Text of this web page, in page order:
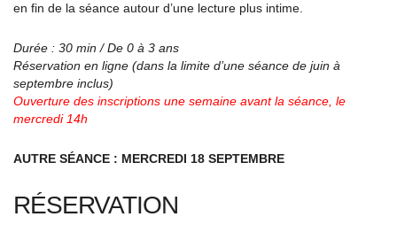
en fin de la séance autour d’une lecture plus intime.
Durée : 30 min / De 0 à 3 ans
Réservation en ligne (dans la limite d’une séance de juin à
septembre inclus)
Ouverture des inscriptions une semaine avant la séance, le
mercredi 14h
AUTRE SÉANCE : MERCREDI 18 SEPTEMBRE
RÉSERVATION